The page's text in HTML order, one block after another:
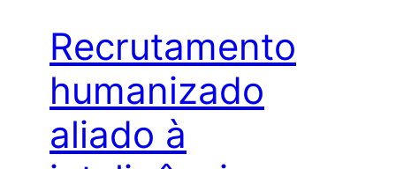
Recrutamento
humanizado
aliado à